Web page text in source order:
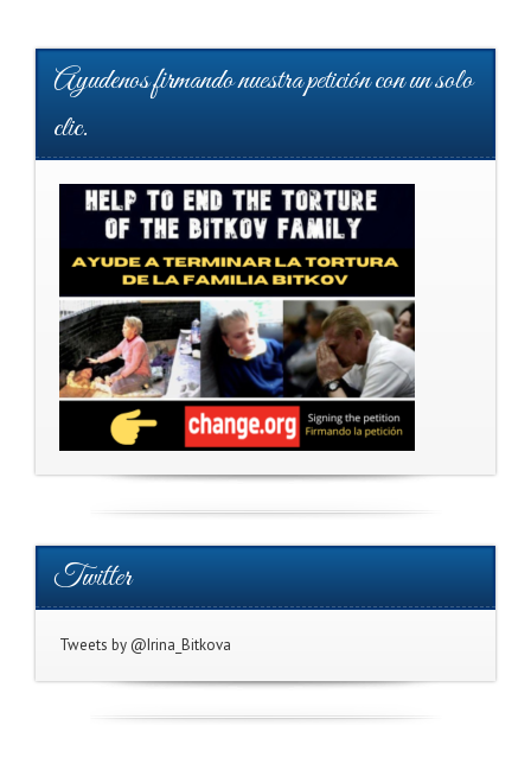
Ayudenos firmando nuestra petición con un solo
clic.
Twitter
Tweets by @Irina_Bitkova